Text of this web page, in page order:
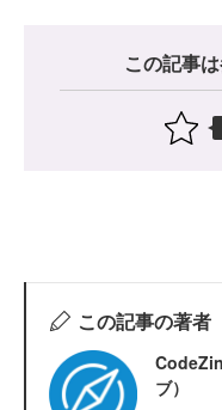
この記事
この記事の著者
ブ）